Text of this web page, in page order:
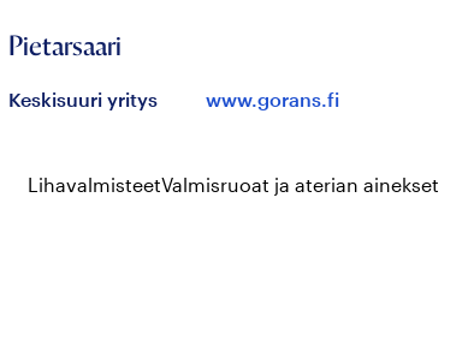
Pietarsaari
Keskisuuri yritys www.gorans.fi
Lihavalmisteet Valmisruoat ja aterian ainekset